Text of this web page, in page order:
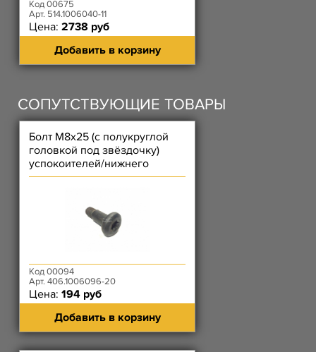
Код 00675
Арт. 514.1006040-11
Цена: 2738 руб
Добавить в корзину
СОПУТСТВУЮЩИЕ ТОВАРЫ
Болт М8х25 (с полукруглой
головкой под звёздочку)
успокоителей/нижнего
успокоителя ЗМЗ-40522,
Код 00094
Арт. 406.1006096-20
Цена: 194 руб
Добавить в корзину